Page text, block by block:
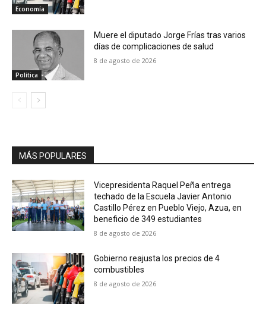
Economía
Política
Muere el diputado Jorge Frías tras varios
días de complicaciones de salud
8 de agosto de 2026
MÁS POPULARES
Vicepresidenta Raquel Peña entrega
techado de la Escuela Javier Antonio
Castillo Pérez en Pueblo Viejo, Azua, en
beneficio de 349 estudiantes
8 de agosto de 2026
Gobierno reajusta los precios de 4
combustibles
8 de agosto de 2026